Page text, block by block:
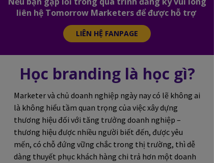
liên hệ Tomorrow Marketers để được hỗ trợ
LIÊN HỆ FANPAGE
Marketer và chủ doanh nghiệp ngày nay có lẽ không ai
là không hiểu tầm quan trọng của việc xây dựng
thương hiệu đối với tăng trưởng doanh nghiệp –
thương hiệu được nhiều người biết đến, được yêu
mến, có chỗ đứng vững chắc trong thị trường, thì dễ
dàng thuyết phục khách hàng chi trả hơn một doanh
Học branding là học gì?